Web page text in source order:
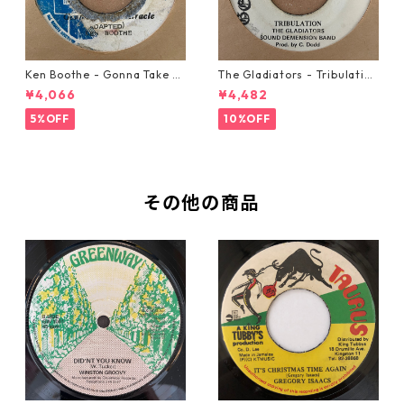
Ken Boothe - Gonna Take A
Miracle【7-21362】
¥4,066
5%OFF
The Gladiators - Tribulation
【7-21365】
¥4,482
10%OFF
その他の商品